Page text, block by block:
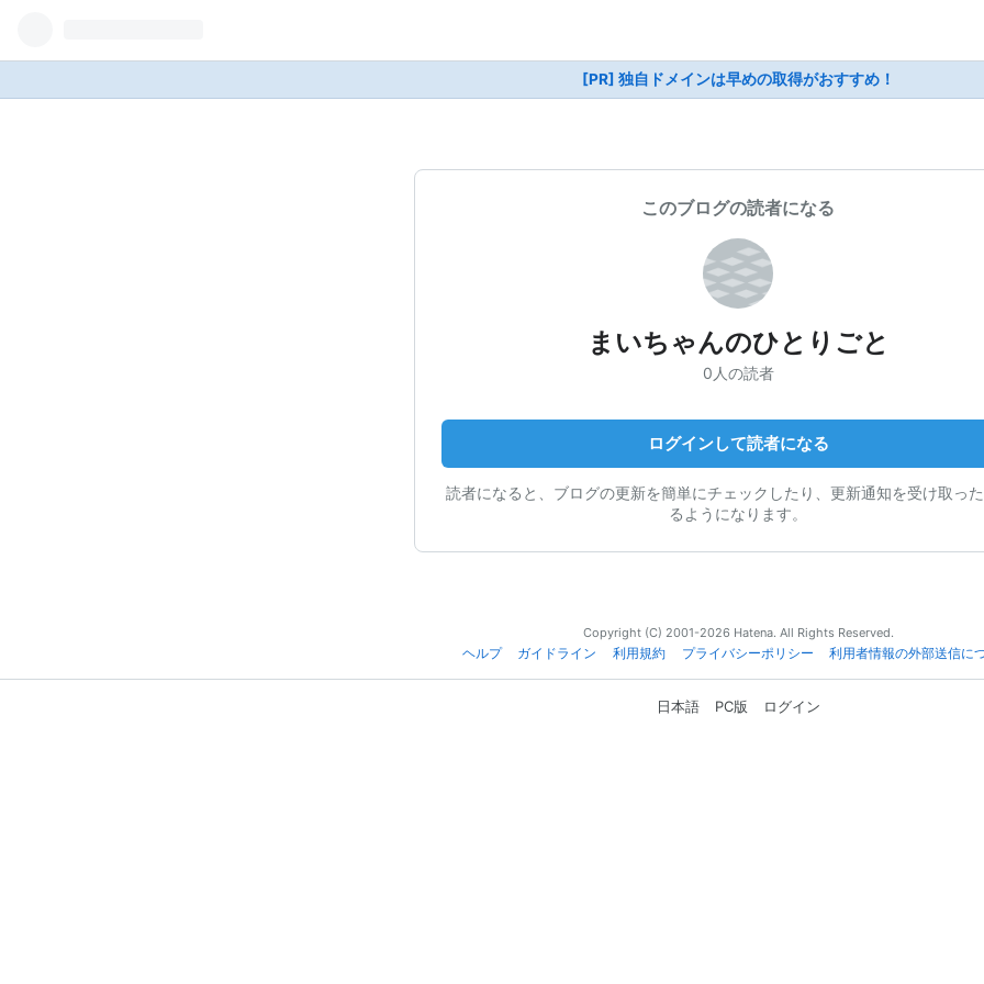
[PR] 独自ドメインは早めの取得がおすすめ！
このブログの読者になる
まいちゃんのひとりごと
0人の読者
ログインして読者になる
読者になると、ブログの更新を簡単にチェックしたり、更新通知を受け取っ
るようになります。
Copyright (C) 2001-2026 Hatena. All Rights Reserved.
ヘルプ
ガイドライン 利用規約 プライバシーポリシー 利用者情報の外部送信に
日本語 PC版 ログイン